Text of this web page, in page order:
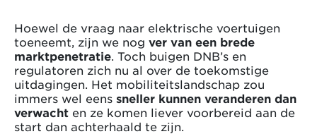
Hoewel de vraag naar elektrische voertuigen
toeneemt, zijn we nog ver van een brede
marktpenetratie . Toch buigen DNB’s en
regulatoren zich nu al over de toekomstige
uitdagingen. Het mobiliteitslandschap zou
immers wel eens sneller kunnen veranderen dan
verwacht en ze komen liever voorbereid aan de
start dan achterhaald te zijn.